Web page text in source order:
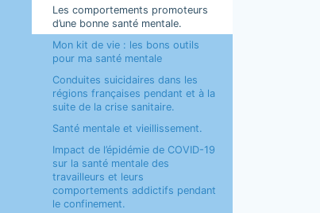
Les comportements promoteurs
d’une bonne santé mentale.
Mon kit de vie : les bons outils
pour ma santé mentale
Conduites suicidaires dans les
régions françaises pendant et à la
suite de la crise sanitaire.
Santé mentale et vieillissement.
Impact de l’épidémie de COVID-19
sur la santé mentale des
travailleurs et leurs
comportements addictifs pendant
le confinement.